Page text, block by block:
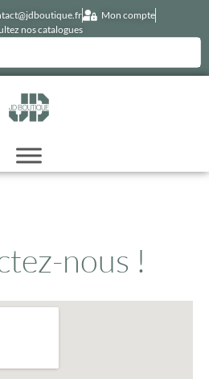
Mon compte
nos catalogues
nous !